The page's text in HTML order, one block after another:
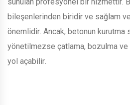
bileşenlerinden biridir ve sağlam ve
önemlidir. Ancak, betonun kurutma
yönetilmezse çatlama, bozulma ve
yol açabilir.